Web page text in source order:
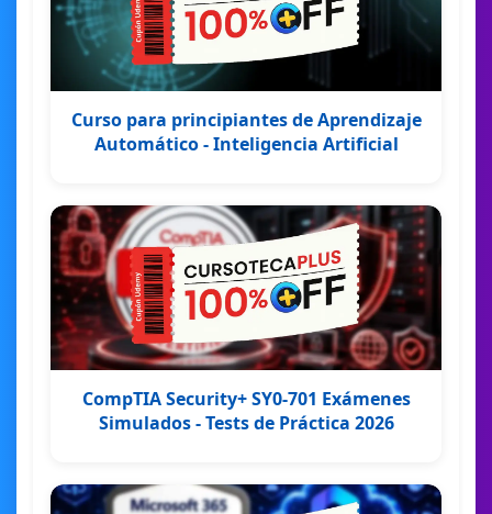
Curso para principiantes de Aprendizaje
Automático - Inteligencia Artificial
CompTIA Security+ SY0-701 Exámenes
Simulados - Tests de Práctica 2026